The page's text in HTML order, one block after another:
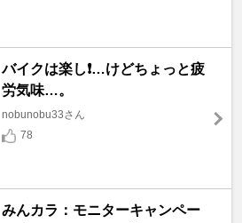
バイクは楽し❗️…けどちょっと疲
労気味…。
nobunobu33さん
78
みんカラ：モニターキャンペー